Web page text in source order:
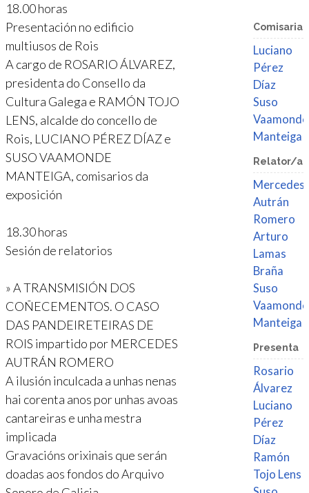
18.00 horas
Presentación no edificio
multiusos de Rois
A cargo de ROSARIO ÁLVAREZ,
presidenta do Consello da
Cultura Galega e RAMÓN TOJO
LENS, alcalde do concello de
Rois, LUCIANO PÉREZ DÍAZ e
SUSO VAAMONDE
MANTEIGA, comisarios da
exposición
18.30 horas
Sesión de relatorios
» A TRANSMISIÓN DOS
COÑECEMENTOS. O CASO
DAS PANDEIRETEIRAS DE
ROIS impartido por MERCEDES
AUTRÁN ROMERO
A ilusión inculcada a unhas nenas
hai corenta anos por unhas avoas
cantareiras e unha mestra
implicada
Gravacións orixinais que serán
doadas aos fondos do Arquivo
Luciano
Pérez
Díaz
Suso
Vaamonde
Manteiga
Relator/a
Mercedes
Autrán
Romero
Arturo
Lamas
Braña
Suso
Vaamonde
Manteiga
Presenta
Rosario
Álvarez
Luciano
Pérez
Díaz
Ramón
Tojo Lens